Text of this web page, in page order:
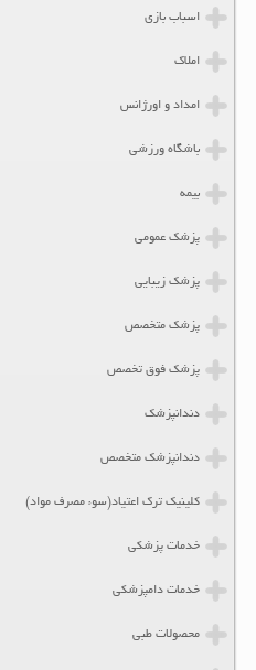
اسباب بازی
املاک
امداد و اورژانس
باشگاه ورزشی
بیمه
پزشک عمومی
پزشک زیبایی
پزشک متخصص
پزشک فوق تخصص
دندانپزشک
دندانپزشک متخصص
کلینیک ترک اعتیاد(سوء مصرف مواد)
خدمات پزشکی
خدمات دامپزشکی
محصولات طبی